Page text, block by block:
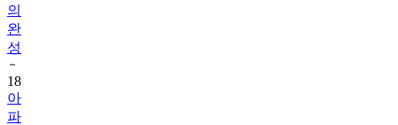
의
완
성
18
아
파